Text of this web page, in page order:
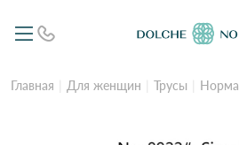
Главная Для женщин Трусы Норма